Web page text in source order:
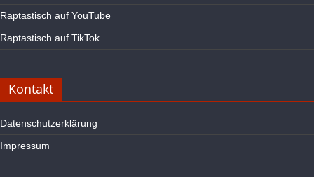
Raptastisch auf YouTube
Raptastisch auf TikTok
Kontakt
Datenschutzerklärung
Impressum